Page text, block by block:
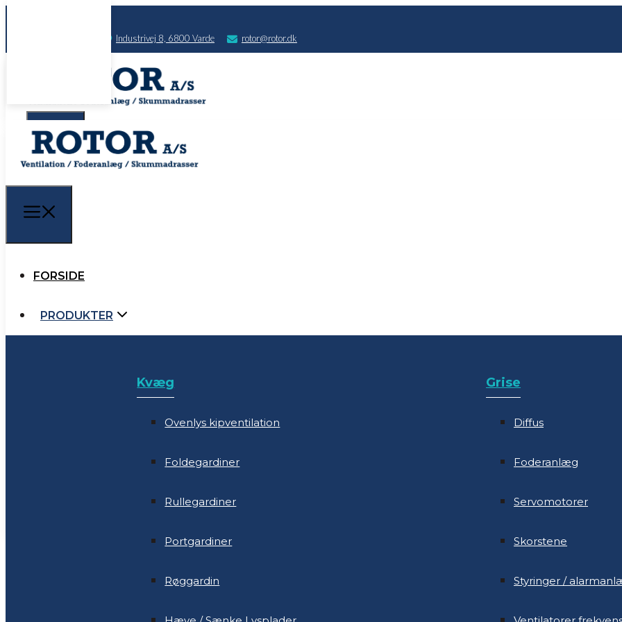
​Industrivej 8, 6800 Varde rotor@rotor.dk
FORSIDE
FORSIDE
PRODUKTER
Kvæg
Ovenlys kipventilation
Foldegardiner
Rullegardiner
Portgardiner
Røggardin
Grise
Diffus
Foderanlæg
Servomotorer
Skorstene
Styringer /